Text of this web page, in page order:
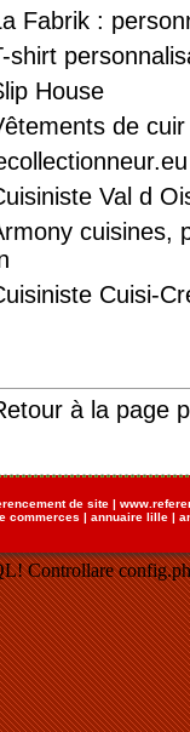
Fabrik :
shirt
House
de cuir
Val d
cuisines,
Cuisi-
à la page
de site |
commerces | annuaire lille |
Controllare